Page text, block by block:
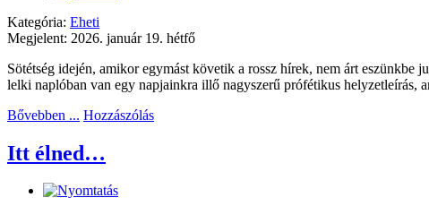
Kategória: Eheti
Megjelent: 2026. január 19. hétfő
Sötétség idején, amikor egymást követik a rossz hírek, nem árt
lelki naplóban van egy napjainkra illő nagyszerű prófétikus helyzetleírás,
Bővebben ... Hozzászólás
Itt élned…